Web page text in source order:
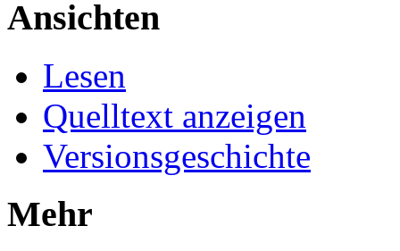
Ansichten
Lesen
Quelltext anzeigen
Versionsgeschichte
Mehr